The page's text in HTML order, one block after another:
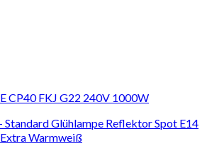
CP40 FKJ G22 240V 1000W